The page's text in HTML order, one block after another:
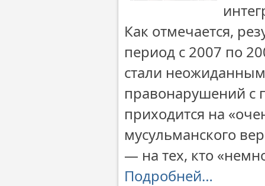
Как отмечается,
период с 2007 по
стали
правонарушений с
приходится на
мусульманского
— на тех, кто
Подробней…